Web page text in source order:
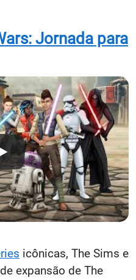
Jornada para
icônicas, The Sims e
expansão de The